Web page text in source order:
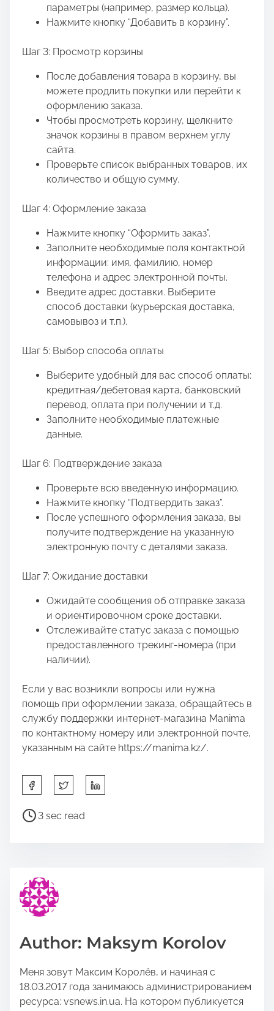
параметры (например, размер кольца).
Нажмите кнопку “Добавить в корзину”.
Шаг 3: Просмотр корзины
После добавления товара в корзину, вы
можете продлить покупки или перейти к
оформлению заказа.
Чтобы просмотреть корзину, щелкните
значок корзины в правом верхнем углу
сайта.
Проверьте список выбранных товаров, их
количество и общую сумму.
Шаг 4: Оформление заказа
Нажмите кнопку “Оформить заказ”.
Заполните необходимые поля контактной
информации: имя, фамилию, номер
телефона и адрес электронной почты.
Введите адрес доставки. Выберите
способ доставки (курьерская доставка,
самовывоз и т.п.).
Шаг 5: Выбор способа оплаты
Выберите удобный для вас способ оплаты:
кредитная/дебетовая карта, банковский
перевод, оплата при получении и т.д.
Заполните необходимые платежные
данные.
Шаг 6: Подтверждение заказа
Проверьте всю введенную информацию.
Нажмите кнопку “Подтвердить заказ”.
После успешного оформления заказа, вы
получите подтверждение на указанную
электронную почту с деталями заказа.
Шаг 7: Ожидание доставки
Ожидайте сообщения об отправке заказа
и ориентировочном сроке доставки.
Отслеживайте статус заказа с помощью
предоставленного трекинг-номера (при
наличии).
Если у вас возникли вопросы или нужна
помощь при оформлении заказа, обращайтесь в
службу поддержки интернет-магазина Manima
по контактному номеру или электронной почте,
указанным на сайте https://manima.kz/.
h
a
s
p
s
o
n
:
P
o
e
a
d
i
e
3 sec read
Author: Maksym Korolov
Меня зовут Максим Королёв, и начиная с
18.03.2017 года занимаюсь администрированием
ресурса: vsnews.in.ua. На котором публикуется